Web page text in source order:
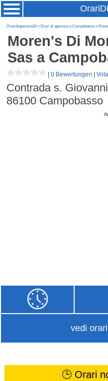
Oraridiapertura24»Orari di apertura a Campobasso »
Moren's Di
Sas a
|0 Bewertungen |
Contrada s.
86100 Campobasso
vedi
🕒 Orari